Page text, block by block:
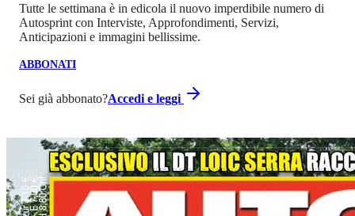
Tutte le settimana è in edicola il nuovo imperdibile numero di
Autosprint con Interviste, Approfondimenti, Servizi,
Anticipazioni e immagini bellissime.
ABBONATI
Sei già abbonato?Accedi e leggi